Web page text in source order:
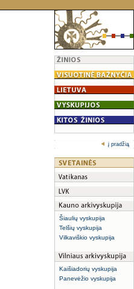
į pradžią
Šiaulių vyskupija
Telšių vyskupija
Vilkaviškio vyskupija
Kaišiadorių vyskupija
Panevėžio vyskupija